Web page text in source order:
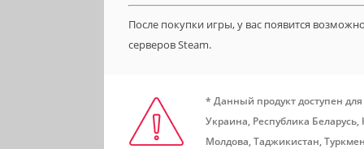
После покупки игры, у вас появится
серверов Steam.
* Данный продукт доступен
Украина, Республика
Молдова, Таджикистан,